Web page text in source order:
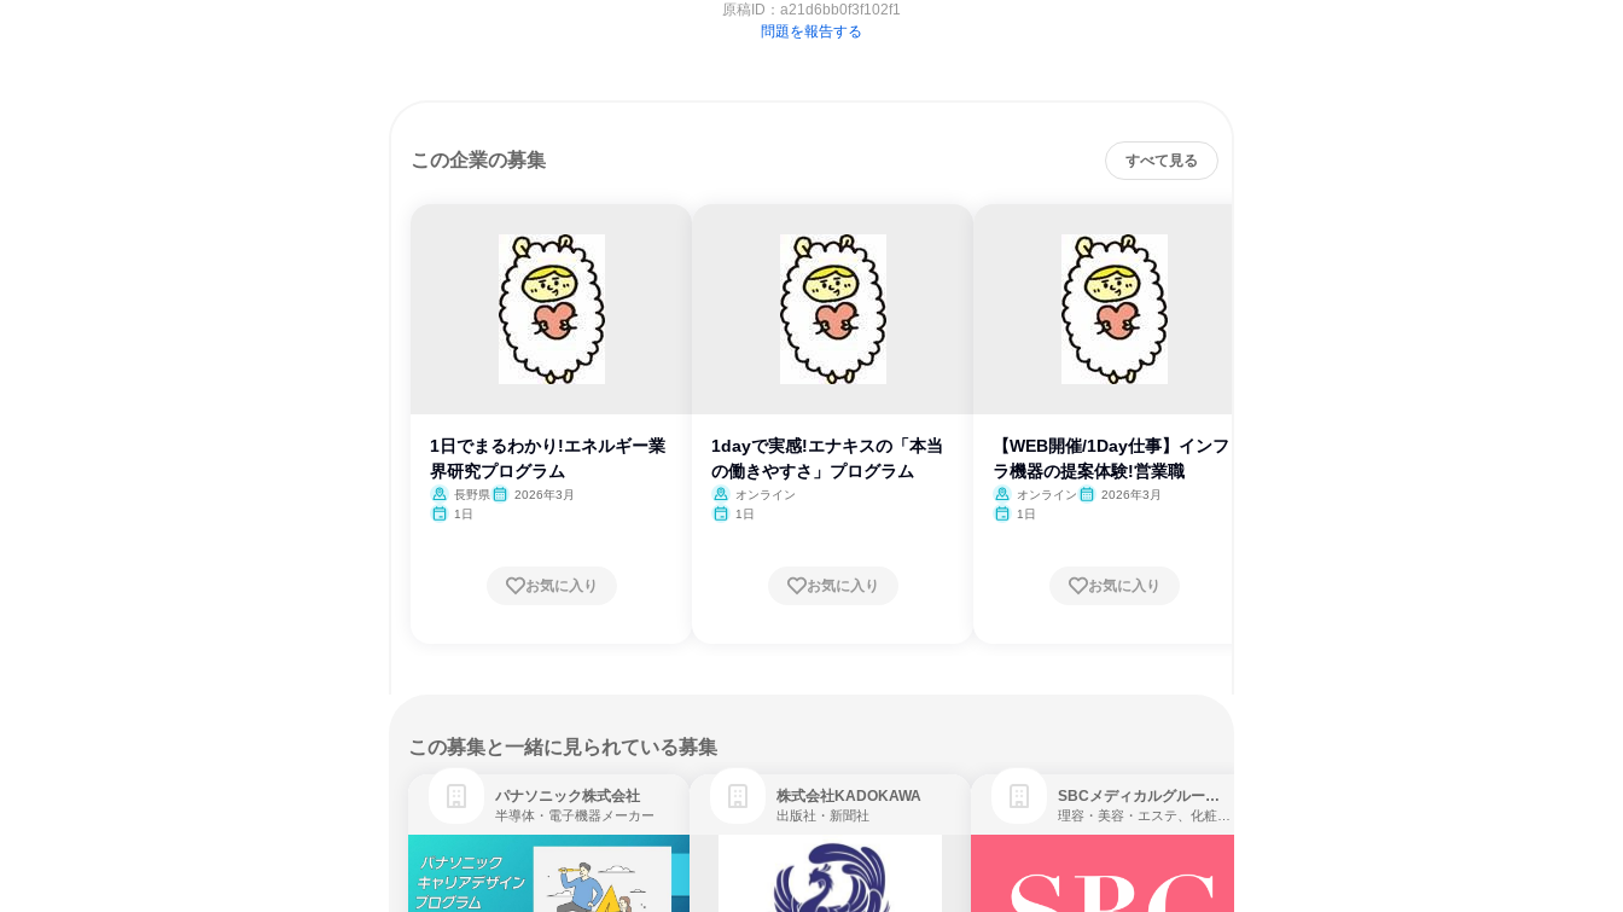
原稿ID： a21d6bb0f3f102f1
問題を報告する
この企業の募集 すべて見る
1日でまるわかり!エネルギー業
界研究プログラム
長野県
2026年3月
1日
お気に入り
1dayで実感!エナキスの「本当
の働きやすさ」プログラム
オンライン
1日
お気に入り
【WEB開催/1Day仕事】インフ
ラ機器の提案体験!営業職
オンライン
2026年3月
1日
お気に入り
この募集と一緒に見られている募集
パナソニック株式会社
半導体・電子機器メーカー
株式会社KADOKAWA
出版社・新聞社
SBCメディカルグループ株式会社
理容・美容・エステ、化粧品・理美容用品小売、医療・病院